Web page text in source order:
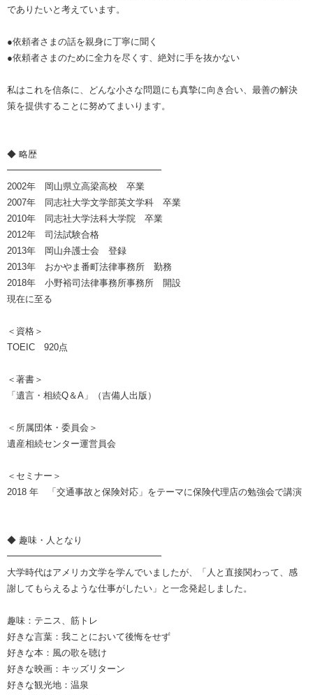
でありたいと考えています。
●依頼者さまの話を親身に丁寧に聞く
●依頼者さまのために全力を尽くす、絶対に手を抜かない
私はこれを信条に、どんな小さな問題にも真摯に向き合い、最善の解決
策を提供することに努めてまいります。
◆ 略歴
━━━━━━━━━━━━━━━━━
2002年 岡山県立高梁高校 卒業
2007年 同志社大学文学部英文学科 卒業
2010年 同志社大学法科大学院 卒業
2012年 司法試験合格
2013年 岡山弁護士会 登録
2013年 おかやま番町法律事務所 勤務
2018年 小野裕司法律事務所事務所 開設
現在に至る
＜資格＞
TOEIC 920点
＜著書＞
「遺言・相続Q＆A」（吉備人出版）
＜所属団体・委員会＞
遺産相続センター運営員会
＜セミナー＞
2018 年 「交通事故と保険対応」をテーマに保険代理店の勉強会で講演
◆ 趣味・人となり
━━━━━━━━━━━━━━━━━
大学時代はアメリカ文学を学んでいましたが、「人と直接関わって、感
謝してもらえるような仕事がしたい」と一念発起しました。
趣味：テニス、筋トレ
好きな言葉：我ことにおいて後悔をせず
好きな本：風の歌を聴け
好きな映画：キッズリターン
好きな観光地：温泉